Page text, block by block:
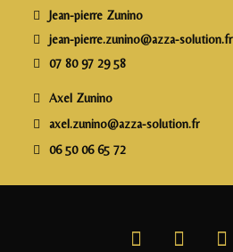
o
k
Jean-pierre Zunino
jean-pierre.zunino@azza-solution.fr
07 80 97 29 58
Axel Zunino
axel.zunino@azza-solution.fr
06 50 06 65 72